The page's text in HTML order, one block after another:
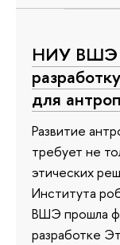
НИУ ВШЭ
для
Развитие
требует не
этических
Института
ВШЭ прошла
разработке